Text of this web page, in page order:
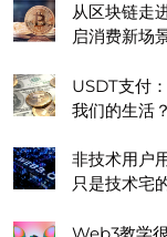
从区块链走
启消费新场
USDT支付
我们的生活？
非技术用户
只是技术宅
Web3教学